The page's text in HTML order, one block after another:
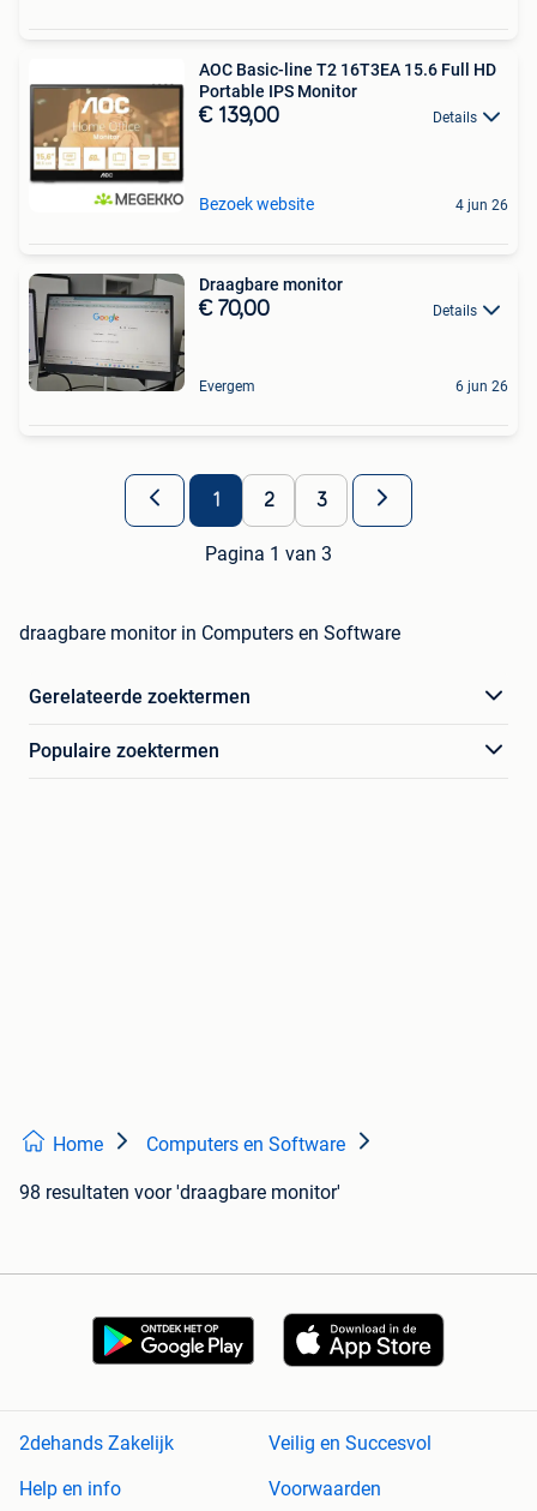
AOC Basic-line T2 16T3EA 15.6 Full HD
Portable IPS Monitor
€ 139,00 Details
Bezoek website 4 jun 26
Draagbare monitor
€ 70,00 Details
Evergem 6 jun 26
1 2 3
Pagina 1 van 3
draagbare monitor in Computers en Software
Gerelateerde zoektermen
Populaire zoektermen
Home Computers en Software
98 resultaten voor 'draagbare monitor'
2dehands Zakelijk
Veilig en Succesvol
Help en info
Voorwaarden